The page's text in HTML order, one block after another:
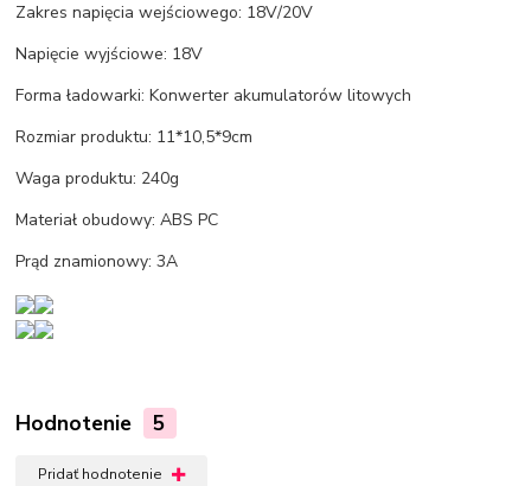
Zakres napięcia wejściowego: 18V/20V
Napięcie wyjściowe: 18V
Forma ładowarki: Konwerter akumulatorów litowych
Rozmiar produktu: 11*10,5*9cm
Waga produktu: 240g
Materiał obudowy: ABS PC
Prąd znamionowy: 3A
Hodnotenie 5
Pridať hodnotenie